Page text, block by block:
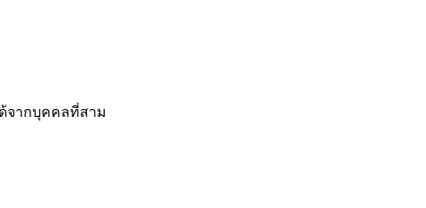
จากบุคคลที่สาม